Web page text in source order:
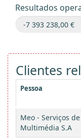
Resultados
Clientes
Pessoa
Meo - Serviços
Multimédia S.A